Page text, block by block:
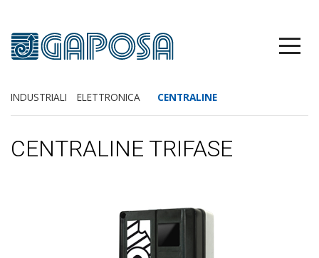
INDUSTRIALI ELETTRONICA CENTRALINE
CENTRALINE TRIFASE